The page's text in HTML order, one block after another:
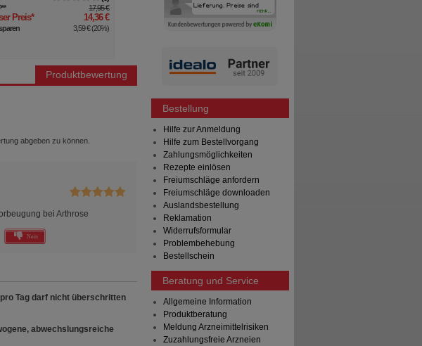
** 17,95 €
Preis* 14,36 €
3,59 €(20%)
** 21,45 €
Unser Preis
Sie sparen 5,76 € (27%
Produktbewertung
abgeben zu können.
bei Arthrose
Nein
Tag darf nicht überschritten
abwechslungsreiche
Bestellung
Hilfe zur Anmeldung
Hilfe zum Bestellvorgang
Zahlungsmöglichkeiten
Rezepte einlösen
Freiumschläge anfordern
Freiumschläge downloaden
Auslandsbestellung
Reklamation
Widerrufsformular
Problembehebung
Bestellschein
Beratung und Service
Allgemeine Information
Produktberatung
Meldung Arzneimittelrisiken
Zuzahlungsfreie Arzneien